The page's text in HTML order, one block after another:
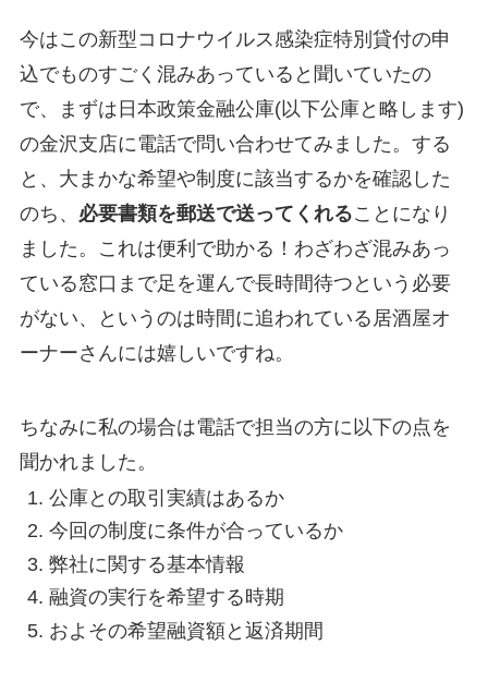
今はこの新型コロナウイルス感染症特別貸付の申
込でものすごく混みあっていると聞いていたの
で、まずは日本政策金融公庫(以下公庫と略します)
の金沢支店に電話で問い合わせてみました。する
と、大まかな希望や制度に該当するかを確認した
のち、 必要書類を郵送で送ってくれることになり
ました。これは便利で助かる！わざわざ混みあっ
ている窓口まで足を運んで長時間待つという必要
がない、というのは時間に追われている居酒屋オ
ーナーさんには嬉しいですね。
ちなみに私の場合は電話で担当の方に以下の点を
聞かれました。
公庫との取引実績はあるか
今回の制度に条件が合っているか
弊社に関する基本情報
融資の実行を希望する時期
およその希望融資額と返済期間